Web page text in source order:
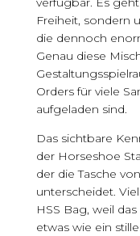
Freiheit, sondern
die dennoch
Genau diese
Orders für viele
aufgeladen sind.
Das sichtbare
der Horseshoe
der die Tasche
unterscheidet.
HSS Bag, weil
etwas wie ein